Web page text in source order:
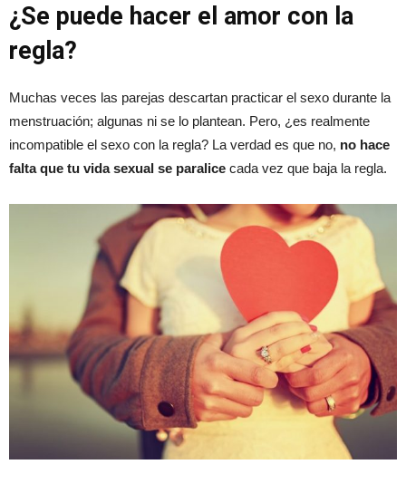
¿Se puede hacer el amor con la
regla?
Muchas veces las parejas descartan practicar el sexo durante la
menstruación; algunas ni se lo plantean. Pero, ¿es realmente
incompatible el sexo con la regla? La verdad es que no, no hace
falta que tu vida sexual se paralice cada vez que baja la regla.